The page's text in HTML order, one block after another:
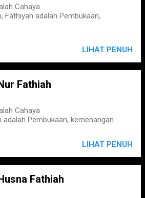
Cahaya
Fathiyah adalah Pembukaan,
LIHAT PENUH
Fathiah
Cahaya
Pembukaan, kemenangan
LIHAT PENUH
Fathiah